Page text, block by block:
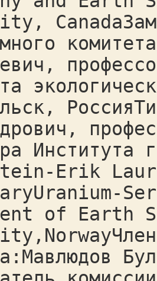
Института
Erik
of Earth